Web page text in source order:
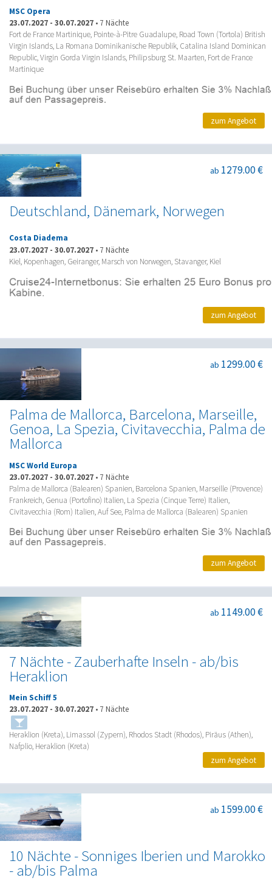
MSC Opera
23.07.2027 - 30.07.2027 • 7 Nächte
Fort de France Martinique, Pointe-à-Pitre Guadalupe, Road Town (Tortola) British
Virgin Islands, La Romana Dominikanische Republik, Catalina Island Dominican
Republic, Virgin Gorda Virgin Islands, Philipsburg St. Maarten, Fort de France
Martinique
zum Angebot
Deutschland, Dänemark, Norwegen
ab 1279.00 €
Costa Diadema
23.07.2027 - 30.07.2027 • 7 Nächte
Kiel, Kopenhagen, Geiranger, Marsch von Norwegen, Stavanger, Kiel
zum Angebot
Palma de Mallorca, Barcelona, Marseille,
Genoa, La Spezia, Civitavecchia, Palma de
Mallorca
ab 1299.00 €
MSC World Europa
23.07.2027 - 30.07.2027 • 7 Nächte
Palma de Mallorca (Balearen) Spanien, Barcelona Spanien, Marseille (Provence)
Frankreich, Genua (Portofino) Italien, La Spezia (Cinque Terre) Italien,
Civitavecchia (Rom) Italien, Auf See, Palma de Mallorca (Balearen) Spanien
zum Angebot
7 Nächte - Zauberhafte Inseln - ab/bis
Heraklion
ab 1149.00 €
Mein Schiff 5
23.07.2027 - 30.07.2027 • 7 Nächte
Heraklion (Kreta), Limassol (Zypern), Rhodos Stadt (Rhodos), Piräus (Athen),
Nafplio, Heraklion (Kreta)
zum Angebot
10 Nächte - Sonniges Iberien und Marokko
- ab/bis Palma
ab 1599.00 €